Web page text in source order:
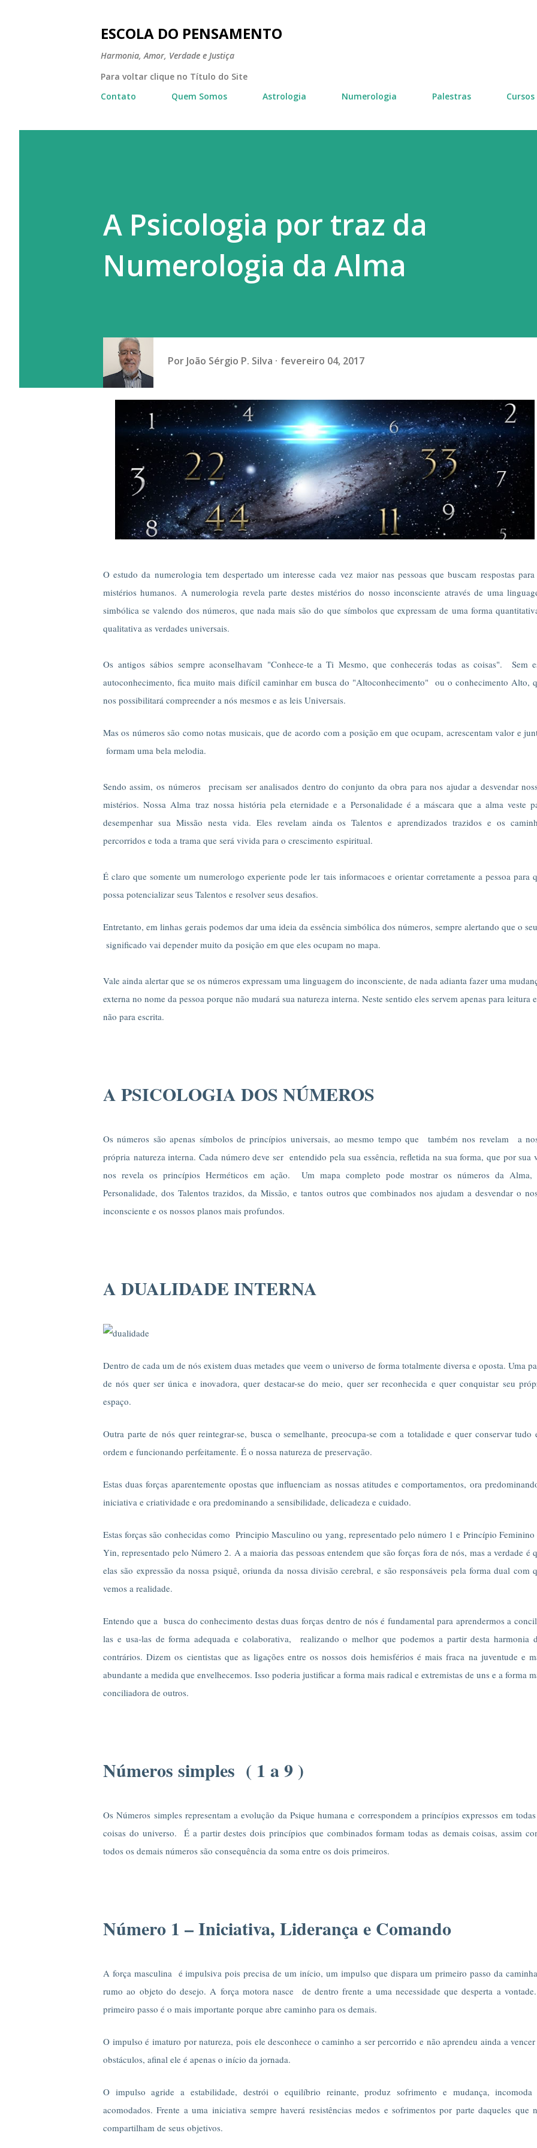
ESCOLA DO PENSAMENTO
Harmonia, Amor, Verdade e Justiça
Para voltar clique no Título do Site
Contato
Quem Somos Astrologia Numerologia Palestras Cursos
A Psicologia por traz da
Numerologia da Alma
Por João Sérgio P. Silva fevereiro 04, 2017
O estudo da numerologia tem despertado um interesse cada vez maior nas pessoas que buscam respostas para
mistérios humanos. A numerologia revela parte destes mistérios do nosso inconsciente através de uma
simbólica se valendo dos números, que nada mais são do que símbolos que expressam de uma forma
qualitativa as verdades universais.
Os antigos sábios sempre aconselhavam "Conhece-te a Ti Mesmo, que conhecerás todas as coisas". Sem
autoconhecimento, fica muito mais difícil caminhar em busca do "Altoconhecimento" ou o conhecimento Alto,
nos possibilitará compreender a nós mesmos e as leis Universais.
Mas os números são como notas musicais, que de acordo com a posição em que ocupam, acrescentam valor e
formam uma bela melodia.
Sendo assim, os números precisam ser analisados dentro do conjunto da obra para nos ajudar a desvendar
mistérios. Nossa Alma traz nossa história pela eternidade e a Personalidade é a máscara que a alma veste
desempenhar sua Missão nesta vida. Eles revelam ainda os Talentos e aprendizados trazidos e os
percorridos e toda a trama que será vivida para o crescimento espiritual.
É claro que somente um numerologo experiente pode ler tais informacoes e orientar corretamente a pessoa para
possa potencializar seus Talentos e resolver seus desafios.
Entretanto, em linhas gerais podemos dar uma ideia da essência simbólica dos números, sempre alertando que o seu
significado vai depender muito da posição em que eles ocupam no mapa.
Vale ainda alertar que se os números expressam uma linguagem do inconsciente, de nada adianta fazer uma
externa no nome da pessoa porque não mudará sua natureza interna. Neste sentido eles servem apenas para leitura e
não para escrita.
A PSICOLOGIA DOS NÚMEROS
Os números são apenas símbolos de princípios universais, ao mesmo tempo que também nos revelam a
própria natureza interna. Cada número deve ser entendido pela sua essência, refletida na sua forma, que por sua
nos revela os princípios Herméticos em ação. Um mapa completo pode mostrar os números da Alma,
Personalidade, dos Talentos trazidos, da Missão, e tantos outros que combinados nos ajudam a desvendar o
inconsciente e os nossos planos mais profundos.
A DUALIDADE INTERNA
Dentro de cada um de nós existem duas metades que veem o universo de forma totalmente diversa e oposta. Uma
de nós quer ser única e inovadora, quer destacar-se do meio, quer ser reconhecida e quer conquistar seu
espaço.
Outra parte de nós quer reintegrar-se, busca o semelhante, preocupa-se com a totalidade e quer conservar tudo
ordem e funcionando perfeitamente. É o nossa natureza de preservação.
Estas duas forças aparentemente opostas que influenciam as nossas atitudes e comportamentos, ora
iniciativa e criatividade e ora predominando a sensibilidade, delicadeza e cuidado.
Estas forças são conhecidas como Principio Masculino ou yang, representado pelo número 1 e Princípio Feminino
Yin, representado pelo Número 2. A a maioria das pessoas entendem que são forças fora de nós, mas a verdade é
elas são expressão da nossa psiquê, oriunda da nossa divisão cerebral, e são responsáveis pela forma dual com
vemos a realidade.
Entendo que a busca do conhecimento destas duas forças dentro de nós é fundamental para aprendermos a
las e usa-las de forma adequada e colaborativa, realizando o melhor que podemos a partir desta harmonia
contrários. Dizem os cientistas que as ligações entre os nossos dois hemisférios é mais fraca na juventude e
abundante a medida que envelhecemos. Isso poderia justificar a forma mais radical e extremistas de uns e a forma
conciliadora de outros.
Números simples ( 1 a 9 )
Os Números simples representam a evolução da Psique humana e correspondem a princípios expressos em todas
coisas do universo. É a partir destes dois princípios que combinados formam todas as demais coisas, assim
todos os demais números são consequência da soma entre os dois primeiros.
Número 1 – Iniciativa, Liderança e Comando
A força masculina é impulsiva pois precisa de um início, um impulso que dispara um primeiro passo da
rumo ao objeto do desejo. A força motora nasce de dentro frente a uma necessidade que desperta a
primeiro passo é o mais importante porque abre caminho para os demais.
O impulso é imaturo por natureza, pois ele desconhece o caminho a ser percorrido e não aprendeu ainda a vencer
obstáculos, afinal ele é apenas o início da jornada.
O impulso agride a estabilidade, destrói o equilíbrio reinante, produz sofrimento e mudança, incomoda
acomodados. Frente a uma iniciativa sempre haverá resistências medos e sofrimentos por parte daqueles que
compartilham de seus objetivos.